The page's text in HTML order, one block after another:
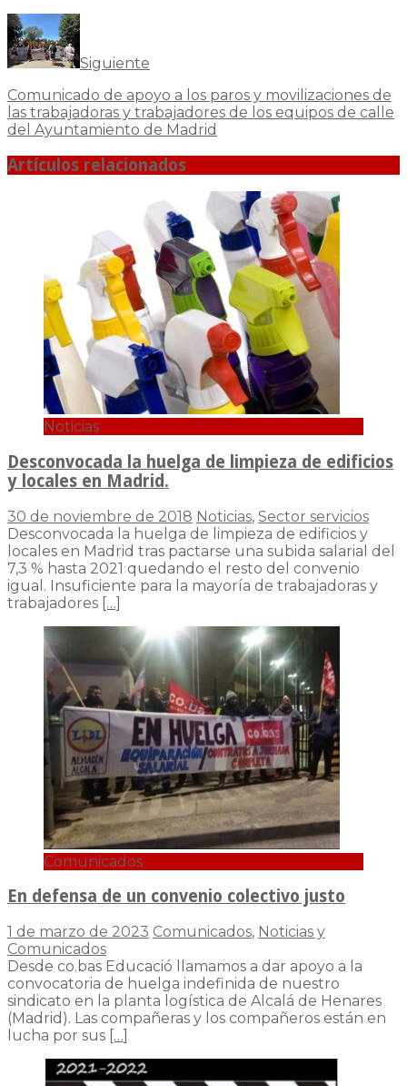
Siguiente
Comunicado de apoyo a los paros y movilizaciones de
las trabajadoras y trabajadores de los equipos de calle
del Ayuntamiento de Madrid
Artículos relacionados
Noticias
Desconvocada la huelga de limpieza de edificios
y locales en Madrid.
30 de noviembre de 2018 Noticias, Sector servicios
Desconvocada la huelga de limpieza de edificios y
locales en Madrid tras pactarse una subida salarial del
7,3 % hasta 2021 quedando el resto del convenio
igual. Insuficiente para la mayoría de trabajadoras y
trabajadores […]
Comunicados
En defensa de un convenio colectivo justo
1 de marzo de 2023 Comunicados, Noticias y
Comunicados
Desde co.bas Educació llamamos a dar apoyo a la
convocatoria de huelga indefinida de nuestro
sindicato en la planta logística de Alcalá de Henares
(Madrid). Las compañeras y los compañeros están en
lucha por sus […]